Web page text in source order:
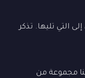
التي تليها. تذكر
مجموعة من